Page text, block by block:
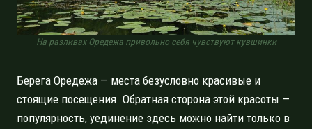
На разливах Оредежа привольно себя чувствуют кувшинки
Берега Оредежа — места безусловно красивые и
стоящие посещения. Обратная сторона этой красоты —
популярность, уединение здесь можно найти только в